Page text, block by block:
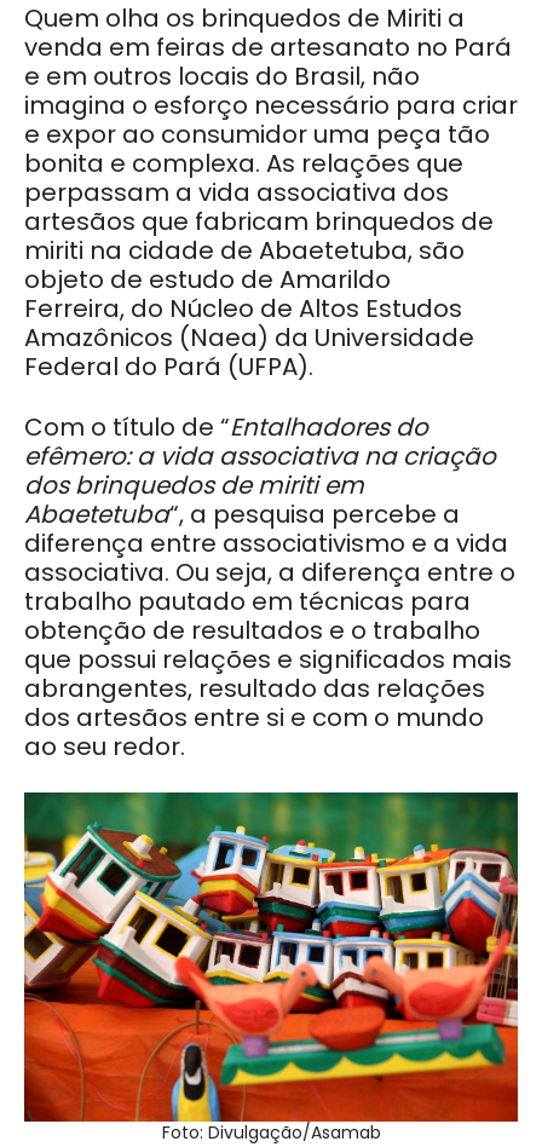
Quem olha os brinquedos de Miriti a
venda em feiras de artesanato no Pará
e em outros locais do Brasil, não
imagina o esforço necessário para criar
e expor ao consumidor uma peça tão
bonita e complexa. As relações que
perpassam a vida associativa dos
artesãos que fabricam brinquedos de
miriti na cidade de Abaetetuba, são
objeto de estudo de Amarildo
Ferreira, do Núcleo de Altos Estudos
Amazônicos (Naea) da Universidade
Federal do Pará (UFPA).
Com o título de “Entalhadores do
efêmero: a vida associativa na criação
dos brinquedos de miriti em
Abaetetuba“, a pesquisa percebe a
diferença entre associativismo e a vida
associativa. Ou seja, a diferença entre o
trabalho pautado em técnicas para
obtenção de resultados e o trabalho
que possui relações e significados mais
abrangentes, resultado das relações
dos artesãos entre si e com o mundo
ao seu redor.
Foto: Divulgação/Asamab